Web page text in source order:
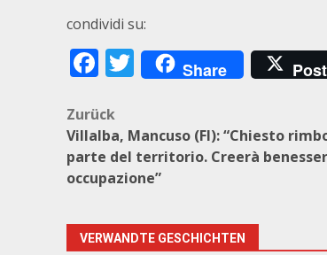
condividi su:
Facebook
Twitter
Share Post
Beitragsnavigation
Zurück
Villalba, Mancuso (FI): “Chiesto
parte del territorio. Creerà
occupazione”
VERWANDTE GESCHICHTEN